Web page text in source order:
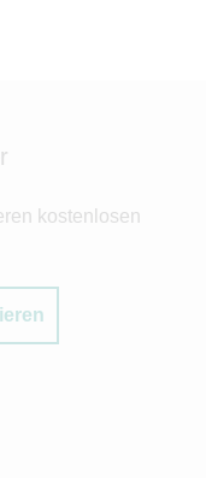
kostenlosen